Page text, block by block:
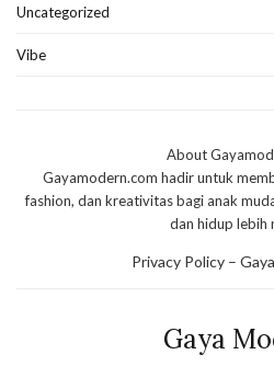
Uncategorized
Vibe
About
Gayamodern.com hadir untuk
fashion, dan kreativitas bagi anak
dan hidup lebih
Privacy Policy –
Gaya